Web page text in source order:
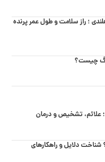
؛ راز سلامت و طول عمر پرنده
چیست؟
علائم، تشخیص و درمان
شناخت دلایل و راهکارهای